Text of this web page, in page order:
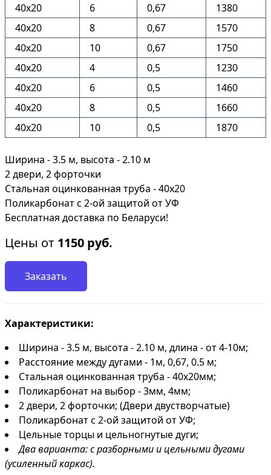
40х20
6 0,67
1380
40х20
8 0,67
1570
40х20
10 0,67
1750
40х20
4 0,5
1230
40х20
6 0,5
1460
40х20
8 0,5
1660
40х20
10 0,5 1870
Ширина - 3.5 м, высота - 2.10 м
2 двери, 2 форточки
Стальная оцинкованная труба - 40х20
Поликарбонат с 2-ой защитой от УФ
Бесплатная доставка по Беларуси!
Цены от 1150 руб.
Заказать
Характеристики:
Ширина - 3.5 м, высота - 2.10 м, длина - от 4-10м;
Расстояние между дугами - 1м, 0,67, 0.5 м;
Стальная оцинкованная труба - 40х20мм;
Поликарбонат на выбор - 3мм, 4мм;
2 двери, 2 форточки; (Двери двустворчатые)
Поликарбонат с 2-ой защитой от УФ;
Цельные торцы и цельногнутые дуги;
Два варианта: с разборными и цельными дугами
(усиленный каркас).